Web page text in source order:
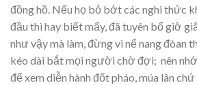
đồng hồ. Nếu họ bỏ bớt các nghi thức
đầu thì hay biết mấy, đã tuyên bố giờ
như vậy mà làm, đừng vì nể nang đòan
kéo dài bắt mọi người chờ đợi; nên
để xem diễn hành đốt pháo, múa lân